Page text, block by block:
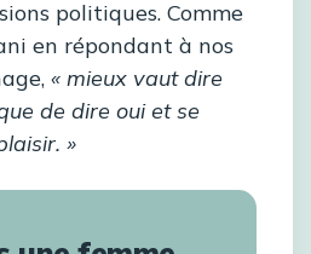
politiques. Comme
en répondant à nos
« mieux vaut dire
de dire oui et se
»